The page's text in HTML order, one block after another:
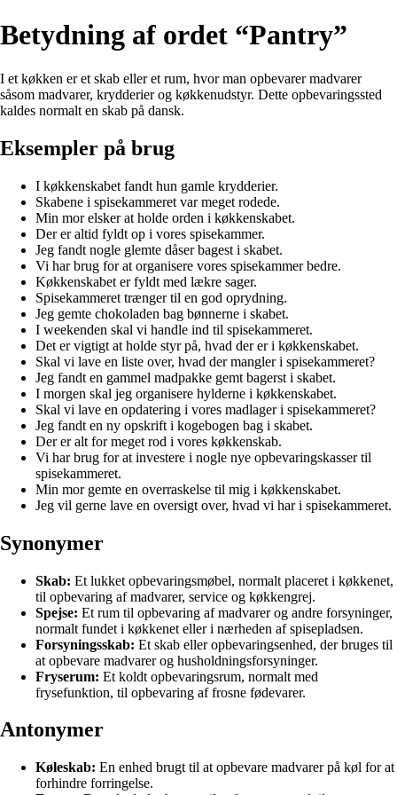
Betydning af ordet “Pantry”
I et køkken er et skab eller et rum, hvor man opbevarer madvarer
såsom madvarer, krydderier og køkkenudstyr. Dette opbevaringssted
kaldes normalt en skab på dansk.
Eksempler på brug
I køkkenskabet fandt hun gamle krydderier.
Skabene i spisekammeret var meget rodede.
Min mor elsker at holde orden i køkkenskabet.
Der er altid fyldt op i vores spisekammer.
Jeg fandt nogle glemte dåser bagest i skabet.
Vi har brug for at organisere vores spisekammer bedre.
Køkkenskabet er fyldt med lækre sager.
Spisekammeret trænger til en god oprydning.
Jeg gemte chokoladen bag bønnerne i skabet.
I weekenden skal vi handle ind til spisekammeret.
Det er vigtigt at holde styr på, hvad der er i køkkenskabet.
Skal vi lave en liste over, hvad der mangler i spisekammeret?
Jeg fandt en gammel madpakke gemt bagerst i skabet.
I morgen skal jeg organisere hylderne i køkkenskabet.
Skal vi lave en opdatering i vores madlager i spisekammeret?
Jeg fandt en ny opskrift i kogebogen bag i skabet.
Der er alt for meget rod i vores køkkenskab.
Vi har brug for at investere i nogle nye opbevaringskasser til
spisekammeret.
Min mor gemte en overraskelse til mig i køkkenskabet.
Jeg vil gerne lave en oversigt over, hvad vi har i spisekammeret.
Synonymer
Skab: Et lukket opbevaringsmøbel, normalt placeret i køkkenet,
til opbevaring af madvarer, service og køkkengrej.
Spejse: Et rum til opbevaring af madvarer og andre forsyninger,
normalt fundet i køkkenet eller i nærheden af spisepladsen.
Forsyningsskab: Et skab eller opbevaringsenhed, der bruges til
at opbevare madvarer og husholdningsforsyninger.
Fryserum: Et koldt opbevaringsrum, normalt med
frysefunktion, til opbevaring af frosne fødevarer.
Antonymer
Køleskab: En enhed brugt til at opbevare madvarer på køl for at
forhindre forringelse.